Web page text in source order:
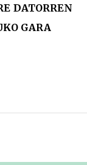
DATORREN
GARA